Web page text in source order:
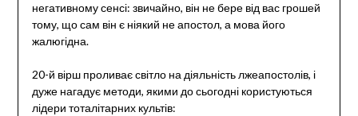
негативному сенсі: звичайно, він не бере від вас грошей
тому, що сам він є ніякий не апостол, а мова його
жалюгідна.
20-й вірш проливає світло на діяльність лжеапостолів, і
дуже нагадує методи, якими до сьогодні користуються
лідери тоталітарних культів: